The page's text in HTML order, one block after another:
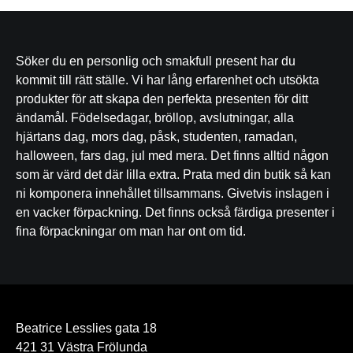
Söker du en personlig och smakfull present har du
kommit till rätt ställe. Vi har lång erfarenhet och utsökta
produkter för att skapa den perfekta presenten för ditt
ändamål. Födelsedagar, bröllop, avslutningar, alla
hjärtans dag, mors dag, påsk, studenten, ramadan,
halloween, fars dag, jul med mera. Det finns alltid någon
som är värd det där lilla extra. Prata med din butik så kan
ni komponera innehållet tillsammans. Givetvis inslagen i
en vacker förpackning. Det finns också färdiga presenter i
fina förpackningar om man har ont om tid.
Beatrice Lesslies gata 18
421 31 Västra Frölunda